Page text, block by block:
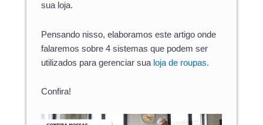
sua loja.
Pensando nisso, elaboramos este artigo onde
falaremos sobre 4 sistemas que podem ser
utilizados para gerenciar sua loja de roupas.
Confira!